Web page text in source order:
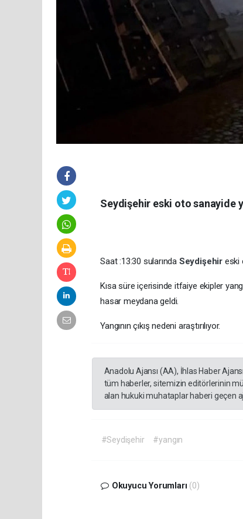
Seydişehir eski oto sanayide
Saat :13:30 sularında Seydişehir eski
Kısa süre içerisinde itfaiye ekipler
hasar meydana geldi.
Yangının çıkış nedeni araştırılıyor.
Anadolu Ajansı (AA), İhlas Haber
tüm haberler, sitemizin editörlerinin
alan hukuki muhataplar haberi geçen
#Seydişehir #yangın
Okuyucu Yorumları (0)